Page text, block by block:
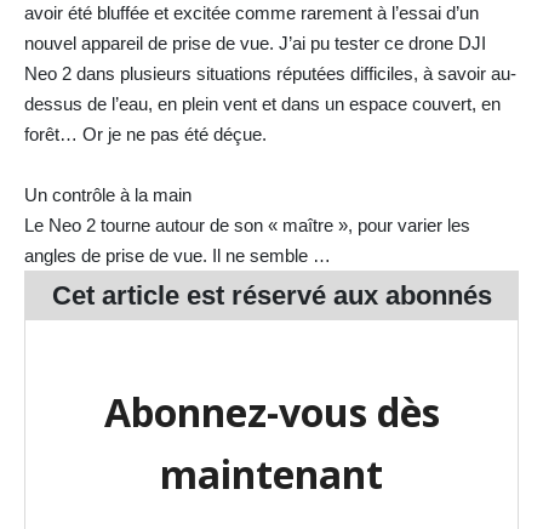
avoir été bluffée et excitée comme rarement à l’essai d’un
nouvel appareil de prise de vue. J’ai pu tester ce drone DJI
Neo 2 dans plusieurs situations réputées difficiles, à savoir au-
dessus de l’eau, en plein vent et dans un espace couvert, en
forêt… Or je ne pas été déçue.
Un contrôle à la main
Le Neo 2 tourne autour de son « maître », pour varier les
angles de prise de vue. Il ne semble …
Cet article est réservé aux abonnés
Abonnez-vous dès
maintenant